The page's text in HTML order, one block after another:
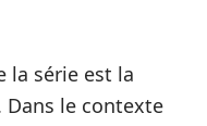
la série est la
le contexte